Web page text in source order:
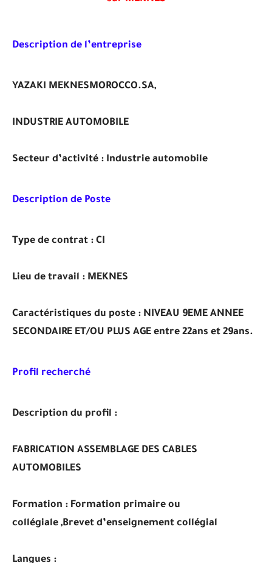
Description de l’entreprise
YAZAKI MEKNESMOROCCO.SA,
INDUSTRIE AUTOMOBILE
Secteur d’activité : Industrie automobile
Description de Poste
Type de contrat : CI
Lieu de travail : MEKNES
Caractéristiques du poste : NIVEAU 9EME ANNEE
SECONDAIRE ET/OU PLUS AGE entre 22ans et 29ans.
Profil recherché
Description du profil :
FABRICATION ASSEMBLAGE DES CABLES
AUTOMOBILES
Formation : Formation primaire ou
collégiale ,Brevet d’enseignement collégial
Langues :